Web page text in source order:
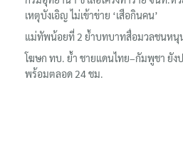
กรมอุทยานฯ ชี้ เสือโคร่งทำร้าย จนท.ห้ว
เหตุบังเอิญ ไม่เข้าข่าย ‘เสือกินคน’
แม่ทัพน้อยที่ 2 ย้ำบทบาทสื่อมวลชนหนุน
โฆษก ทบ. ย้ำ ชายแดนไทย–กัมพูชา ยังป